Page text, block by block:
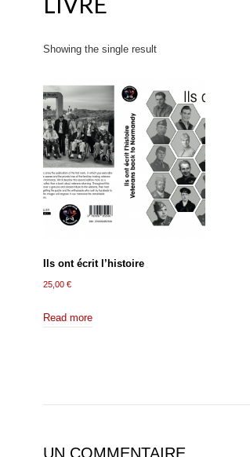
Showing the single result
Ils ont écrit l’histoire
25,00 €
Read more
UN COMMENTAIRE